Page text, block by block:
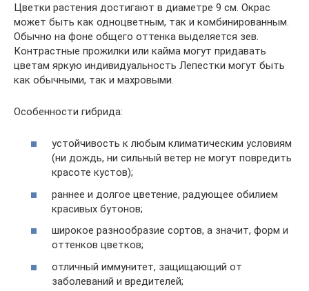
Цветки растения достигают в диаметре 9 см. Окрас
может быть как одноцветным, так и комбинированным.
Обычно на фоне общего оттенка выделяется зев.
Контрастные прожилки или кайма могут придавать
цветам яркую индивидуальность Лепестки могут быть
как обычными, так и махровыми.
Особенности гибрида:
устойчивость к любым климатическим условиям
(ни дождь, ни сильный ветер не могут повредить
красоте кустов);
раннее и долгое цветение, радующее обилием
красивых бутонов;
широкое разнообразие сортов, а значит, форм и
оттенков цветков;
отличный иммунитет, защищающий от
заболеваний и вредителей;